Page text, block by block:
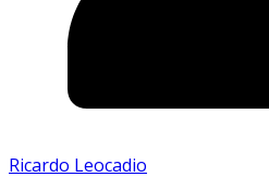
Ricardo Leocadio